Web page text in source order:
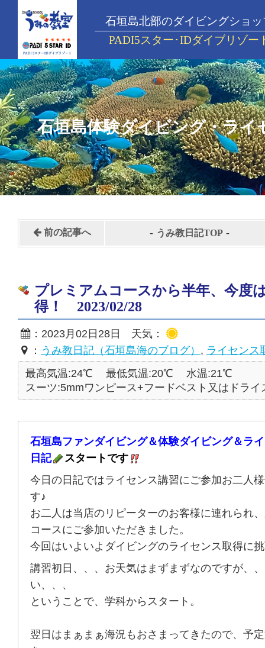
石垣島北部のダイビングショッ
PADI5スター･IDダイブリゾー
石垣島体験ダイビング・ライ
前の記事へ - うみ教日記TOP -
プレミアムコースから半年、今度
得！ 2023/02/28
：2023月02日28日 天気：
： うみ教日記（石垣島海のブログ） , ライセンス
最高気温:24℃
最低気温:20℃
水温:21℃
スーツ:5mmワンピース+フードベスト又はドライ
石垣島ファンダイビング＆体験ダイビング＆ラ
日記
スタートです
今日の日記ではライセンス講習にご参加お二人
す♪
お二人は当店のリピーターのお客様に連れられ
コースにご参加いただきました。
今回はいよいよダイビングのライセンス取得に
講習初日、、、お天気はまずまずなのですが、
い、、、
ということで、学科からスタート。
翌日はまぁまぁ海況もおさまってきたので、予